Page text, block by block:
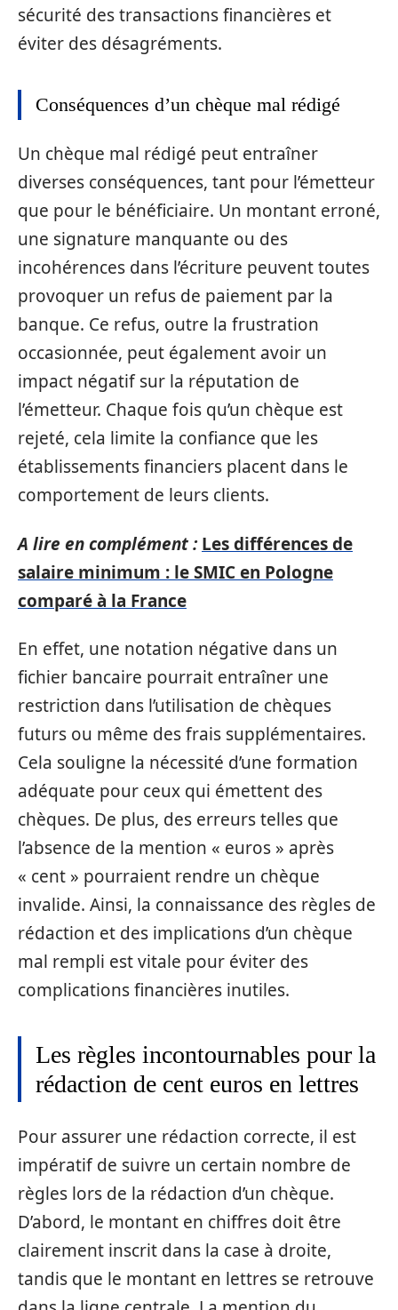
sécurité des transactions financières et
éviter des désagréments.
Conséquences d’un chèque mal rédigé
Un chèque mal rédigé peut entraîner
diverses conséquences, tant pour l’émetteur
que pour le bénéficiaire. Un montant erroné,
une signature manquante ou des
incohérences dans l’écriture peuvent toutes
provoquer un refus de paiement par la
banque. Ce refus, outre la frustration
occasionnée, peut également avoir un
impact négatif sur la réputation de
l’émetteur. Chaque fois qu’un chèque est
rejeté, cela limite la confiance que les
établissements financiers placent dans le
comportement de leurs clients.
A lire en complément : Les différences de
salaire minimum : le SMIC en Pologne
comparé à la France
En effet, une notation négative dans un
fichier bancaire pourrait entraîner une
restriction dans l’utilisation de chèques
futurs ou même des frais supplémentaires.
Cela souligne la nécessité d’une formation
adéquate pour ceux qui émettent des
chèques. De plus, des erreurs telles que
l’absence de la mention « euros » après
« cent » pourraient rendre un chèque
invalide. Ainsi, la connaissance des règles de
rédaction et des implications d’un chèque
mal rempli est vitale pour éviter des
complications financières inutiles.
Les règles incontournables pour la
rédaction de cent euros en lettres
Pour assurer une rédaction correcte, il est
impératif de suivre un certain nombre de
règles lors de la rédaction d’un chèque.
D’abord, le montant en chiffres doit être
clairement inscrit dans la case à droite,
tandis que le montant en lettres se retrouve